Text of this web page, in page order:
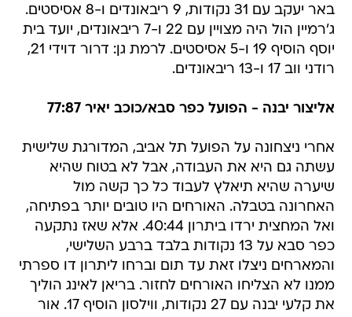
באר יעקב עם 31 נקודות, 9 ריבאונדים ו-8 אסיסטים.
ג'רמיין הול היה מצויין עם 22 ו-7 ריבאונדים, יועד בית
יוסף הוסיף 19 ו-5 אסיסטים. לרמת גן: דרור דוידי 21,
רודני ווב 17 ו-13 ריבאונדים.
אליצור יבנה - הפועל כפר סבא/כוכב יאיר 77:87
אחרי ניצחונה על הפועל תל אביב, המדורגת שלישית
עשתה גם היא את העבודה, אבל לא בטוח שהיא
שיערה שהיא תיאלץ לעבוד כל כך קשה מול
האחרונה בטבלה. האורחים היו טובים יותר בפתיחה,
ואל המחצית ירדו ביתרון 40:44. אלא שאז נתקעה
כפר סבא על 13 נקודות בלבד ברבע השלישי,
והמארחים ניצלו זאת עד תום וברחו ליתרון דו ספרתי
ממנו לא הצליחו האורחים לחזור. בריאן לאינג הוליך
את קלעי יבנה עם 27 נקודות, ווילסון הוסיף 17. אור